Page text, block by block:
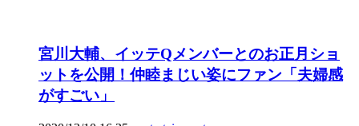
宮川大輔、イッテQメンバーとのお正月ショ
ットを公開！仲睦まじい姿にファン「夫婦感
がすごい」